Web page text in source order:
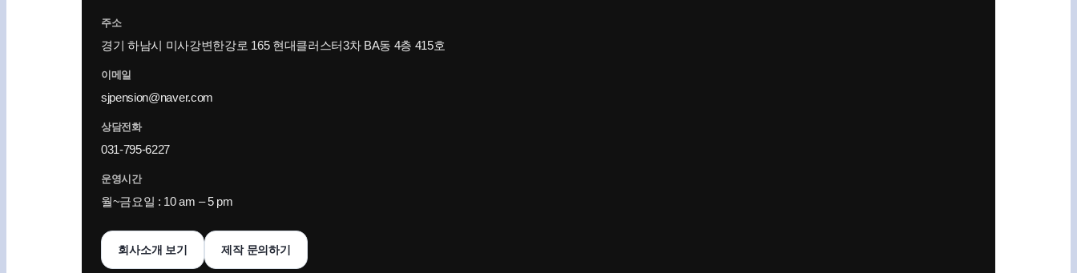
주소
경기 하남시 미사강변한강로 165 현대클러스터3차 BA동 4층 415호
이메일
sjpension@naver.com
상담전화
031-795-6227
운영시간
월~금요일 : 10 am – 5 pm
회사소개 보기 제작 문의하기